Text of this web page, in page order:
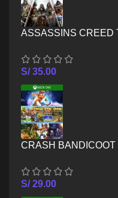
ASSASSINS CREED
S/35.00
CRASH
S/29.00